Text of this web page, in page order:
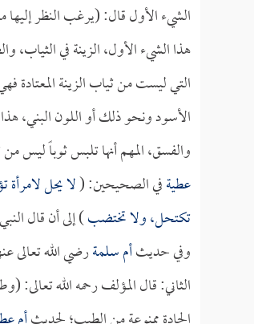
الشيء الأول قال: (يرغب النظر إليها
هذا الشيء الأول، الزينة في الثياب،
التي ليست من ثياب الزينة المعتادة
الأسود ونحو ذلك أو اللون البني،
والفسق، المهم أنها تلبس ثوباً ليس
عطيةفي الصحيحين: (لا يحل
تكتحل، ولا تختضب) إلى أن قال
وفي حديثأم سلمةرضي الله تعالى
الثاني: قال المؤلف رحمه الله تعالى: